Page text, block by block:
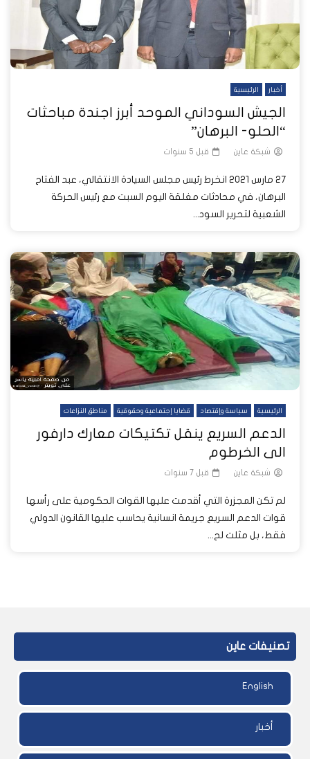
أخبار الرئيسية
الجيش السوداني الموحد أبرز اجندة مباحثات
“الحلو- البرهان”
شبكة عاين قبل 5 سنوات
27 مارس 2021 انخرط رئيس مجلس السيادة الانتقالي، عبد الفتاح
البرهان، في محادثات مغلقة اليوم السبت مع رئيس الحركة
الشعبية لتحرير السود...
الرئيسية سياسة وإقتصاد قضايا إجتماعية وحقوقية مناطق النزاعات
الدعم السريع ينقل تكتيكات معارك دارفور
الى الخرطوم
شبكة عاين قبل 7 سنوات
لم تكن المجزرة التي أقدمت عليها القوات الحكومية على رأسها
قوات الدعم السريع جريمة انسانية يحاسب عليها القانون الدولي
فقط، بل مثلت لح...
تصنيفات عاين
English
أخبار